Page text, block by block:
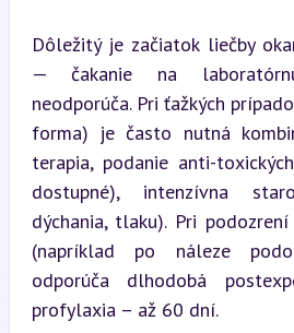
Dôležitý je začiatok liečby
— čakanie na
neodporúča. Pri ťažkých
forma) je často nutná
terapia, podanie anti-
dostupné), intenzívna
dýchania, tlaku). Pri
(napríklad po náleze
odporúča dlhodobá
profylaxia – až 60 dní.